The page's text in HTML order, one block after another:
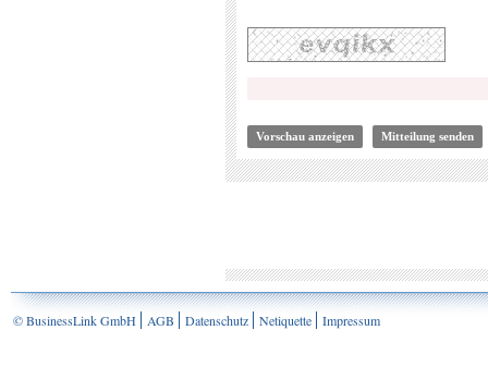
© BusinessLink GmbH AGB Datenschutz Netiquette Impressum